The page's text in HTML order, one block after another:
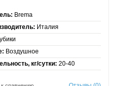
Brema
Италия
Воздушное
кг/сутки: 20-40